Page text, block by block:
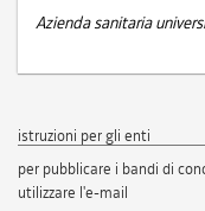
Azienda sanitaria
istruzioni per gli enti
per pubblicare i bandi di
utilizzare l'e-mail